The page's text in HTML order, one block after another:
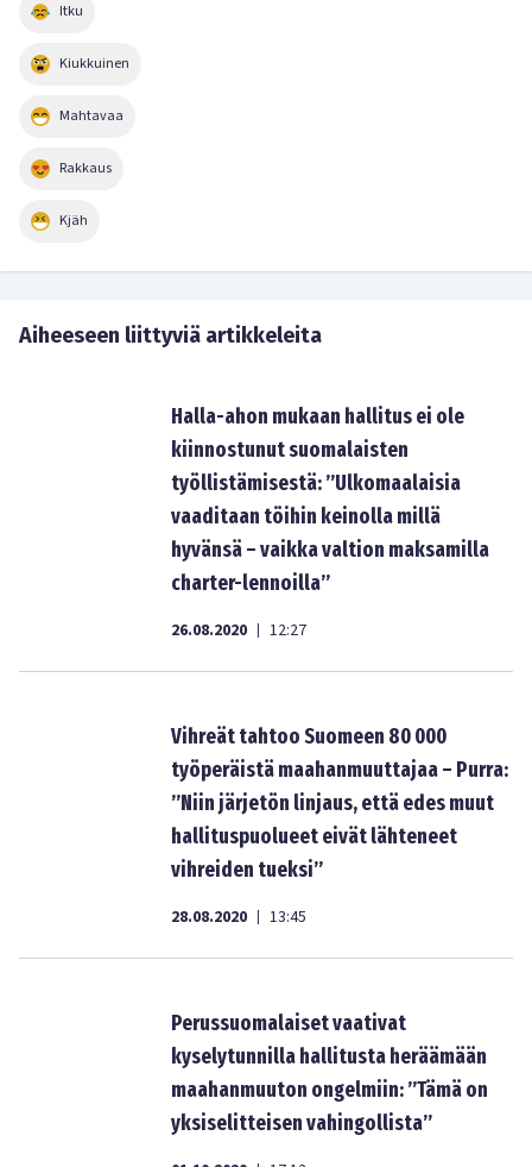
Itku
Kiukkuinen
Mahtavaa
Rakkaus
Kjäh
Aiheeseen liittyviä artikkeleita
Halla-ahon mukaan hallitus ei ole
kiinnostunut suomalaisten
työllistämisestä: ”Ulkomaalaisia
vaaditaan töihin keinolla millä
hyvänsä – vaikka valtion maksamilla
charter-lennoilla”
26.08.2020 | 12:27
Vihreät tahtoo Suomeen 80 000
työperäistä maahanmuuttajaa – Purra:
”Niin järjetön linjaus, että edes muut
hallituspuolueet eivät lähteneet
vihreiden tueksi”
28.08.2020 | 13:45
Perussuomalaiset vaativat
kyselytunnilla hallitusta heräämään
maahanmuuton ongelmiin: ”Tämä on
yksiselitteisen vahingollista”